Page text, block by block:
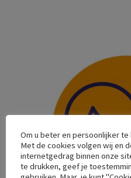
Om u beter en persoonlijker
Met de cookies volgen wij en
internetgedrag binnen onze
te drukken, geef je